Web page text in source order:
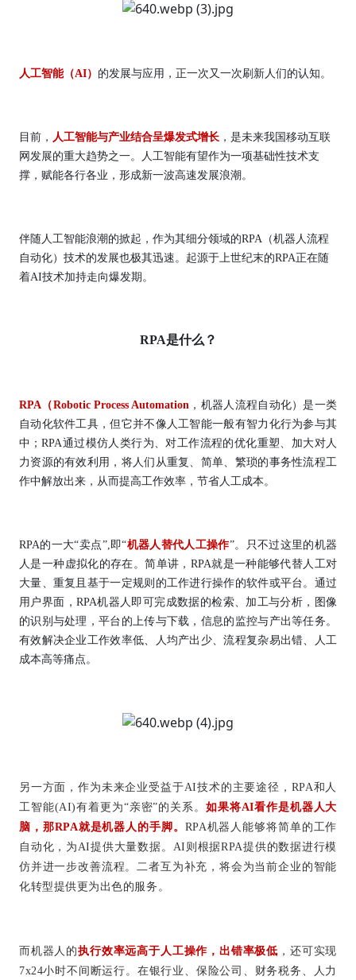
人工智能（AI） 的发展与应用，正一次又一次刷新人们的认知。
目前， 人工智能与产业结合呈爆发式增长 ，是未来我国移动互联
网发展的重大趋势之一。人工智能有望作为一项基础性技术支
撑，赋能各行各业，形成新一波高速发展浪潮。
伴随人工智能浪潮的掀起，作为其细分领域的RPA（机器人流程
自动化）技术的发展也极其迅速。起源于上世纪末的RPA正在随
着AI技术加持走向爆发期。
RPA是什么？
RPA（Robotic Process Automation ，机器人流程自动化）是一类
自动化软件工具，但它并不像人工智能一般有智力化行为参与其
中；RPA通过模仿人类行为、对工作流程的优化重塑、加大对人
力资源的有效利用，将人们从重复、简单、繁琐的事务性流程工
作中解放出来，从而提高工作效率，节省人工成本。
RPA的一大“卖点”,即“机器人替代人工操作”。只不过这里的机器
人是一种虚拟化的存在。简单讲，RPA就是一种能够代替人工对
大量、重复且基于一定规则的工作进行操作的软件或平台。通过
用户界面，RPA机器人即可完成数据的检索、加工与分析，图像
的识别与处理，平台的上传与下载，信息的监控与产出等任务。
有效解决企业工作效率低、人均产出少、流程复杂易出错、人工
成本高等痛点。
另一方面，作为未来企业受益于AI技术的主要途径，RPA和人
工智能(AI)有着更为“亲密”的关系。 如果将AI看作是机器人大
脑，那RPA就是机器人的手脚。 RPA机器人能够将简单的工作
自动化，为AI提供大量数据。AI则根据RPA提供的数据进行模
仿并进一步改善流程。二者互为补充，将会为当前企业的智能
化转型提供更为出色的服务。
而机器人的执行效率远高于人工操作，出错率极低 ，还可实现
7x24小时不间断运行。在银行业、保险公司、财务税务、人力